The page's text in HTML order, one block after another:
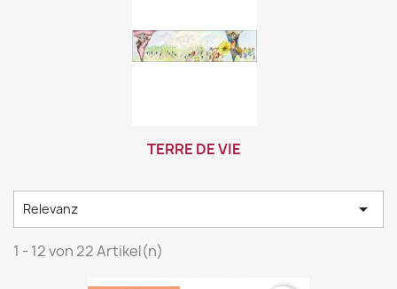
TERRE DE VIE
Relevanz 
1 - 12 von 22 Artikel(n)